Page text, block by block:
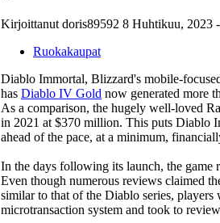
Kirjoittanut doris89592 8 Huhtikuu, 2023
Ruokakaupat
Diablo Immortal, Blizzard's mobile-
has Diablo IV Gold now generated more
As a comparison, the hugely well-loved
in 2021 at $370 million. This puts Diablo
ahead of the pace, at a minimum,
In the days following its launch, the game
Even though numerous reviews claimed
similar to that of the Diablo series, players
microtransaction system and took to